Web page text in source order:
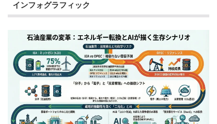
インフォグラフィック